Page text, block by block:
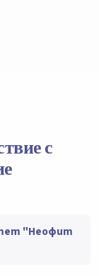
с
"Неофит